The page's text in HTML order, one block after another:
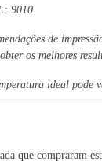
9010
de
os melhores
ideal pode
que compraram